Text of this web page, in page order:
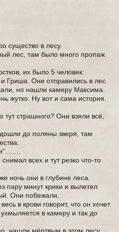
существо в лесу.
лес, там было много пропаж
их было 5 человек:
Гриша. Они отправились в лес
но нашли камеру Максима.
жутко. Ну вот и сама история.
тут страшного? Они взяли всё,
до поляны зверя, там
всех и тут резко что-то
ночь они в глубине леса.
пару минут крики и вылетел
Они побежали.
в крови говорит, что он хочет
в камеру и так до